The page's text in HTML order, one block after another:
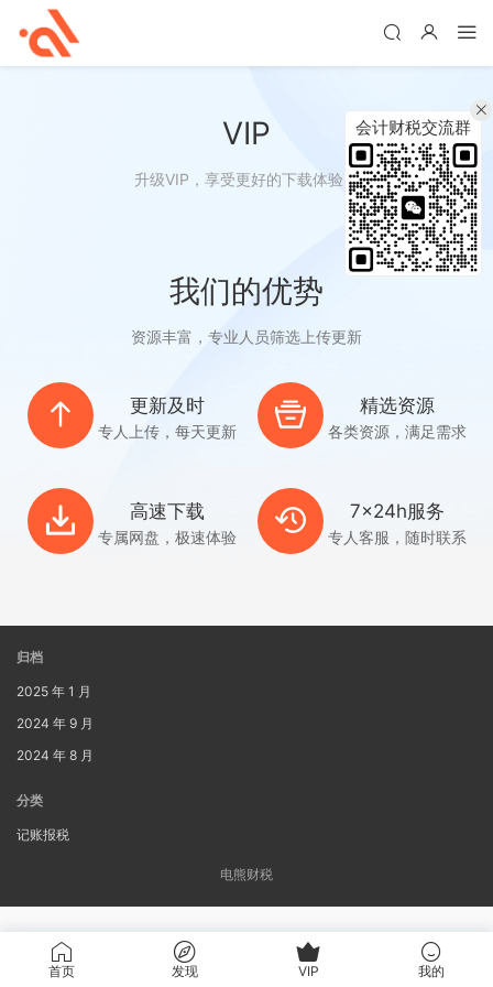
VIP
升级VIP，享受更好的下载体验！
我们的优势
资源丰富，专业人员筛选上传更新
更新及时
专人上传，每天更新
精选资源
各类资源，满足需求
高速下载
专属网盘，极速体验
7x24h服务
专人客服，随时联系
归档
2025 年 1 月
2024 年 9 月
2024 年 8 月
分类
记账报税
电熊财税
首页 发现 VIP 我的
会计财税交流群